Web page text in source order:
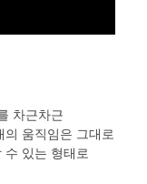
차근차근
의 움직임은 그대로
수 있는 형태로